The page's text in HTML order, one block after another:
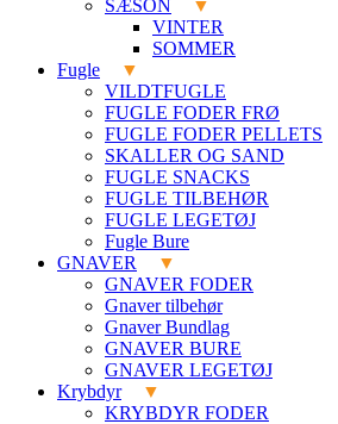
SÆSON
VINTER
SOMMER
Fugle
VILDTFUGLE
FUGLE FODER FRØ
FUGLE FODER PELLETS
SKALLER OG SAND
FUGLE SNACKS
FUGLE TILBEHØR
FUGLE LEGETØJ
Fugle Bure
GNAVER
GNAVER FODER
Gnaver tilbehør
Gnaver Bundlag
GNAVER BURE
GNAVER LEGETØJ
Krybdyr
KRYBDYR FODER